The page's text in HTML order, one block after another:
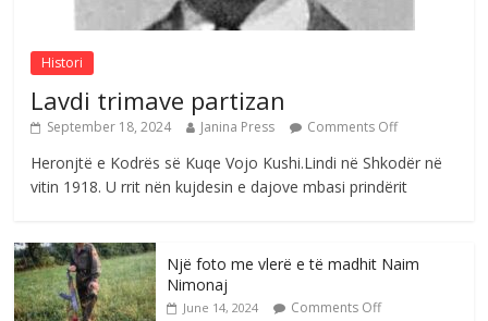
August 6, 2026 Comments Off
Histori
Lavdi trimave partizan
September 18, 2024 Janina Press Comments Off
Heronjtë e Kodrës së Kuqe Vojo Kushi.Lindi në Shkodër në
vitin 1918. U rrit nën kujdesin e dajove mbasi prindërit
Një foto me vlerë e të madhit Naim
Nimonaj
June 14, 2024 Comments Off